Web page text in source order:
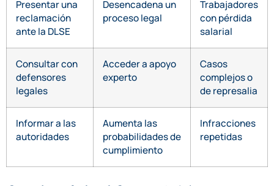
Presentar una
reclamación
ante la DLSE
Desencadena un
proceso legal
Trabajadores
con pérdida
salarial
Consultar con
defensores
legales
Acceder a apoyo
experto
Casos
complejos o
de represalia
Informar a las
autoridades
Aumenta las
probabilidades de
cumplimiento
Infracciones
repetidas